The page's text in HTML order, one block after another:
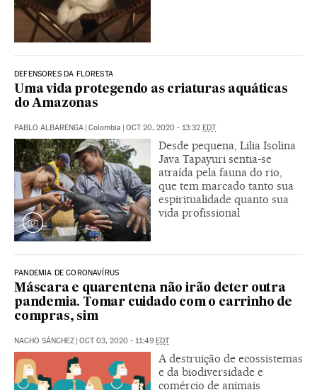
DEFENSORES DA FLORESTA
Uma vida protegendo as criaturas aquáticas
do Amazonas
PABLO ALBARENGA | Colombia | OCT 20, 2020 - 13:32 EDT
Desde pequena, Lilia Isolina
Java Tapayuri sentia-se
atraída pela fauna do rio,
que tem marcado tanto sua
espiritualidade quanto sua
vida profissional
PANDEMIA DE CORONAVÍRUS
Máscara e quarentena não irão deter outra
pandemia. Tomar cuidado com o carrinho de
compras, sim
NACHO SÁNCHEZ | OCT 03, 2020 - 11:49 EDT
A destruição de ecossistemas
e da biodiversidade e
comércio de animais